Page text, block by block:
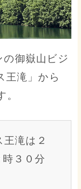
御嶽山ビジ
王滝」から
滝は２
時３０分